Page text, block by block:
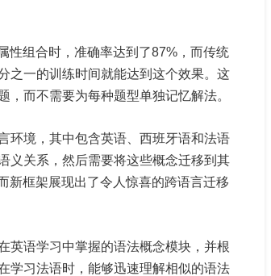
性组合时，准确率达到了87%，而传统
之一的训练时间就能达到这个效果。这
而不需要为每种题型单独记忆解法。
环境，其中包含英语、西班牙语和法语
义关系，然后需要将这些概念迁移到其
新框架展现出了令人惊喜的跨语言迁移
英语学习中掌握的语法概念模块，并根
学习法语时，能够迅速理解相似的语法